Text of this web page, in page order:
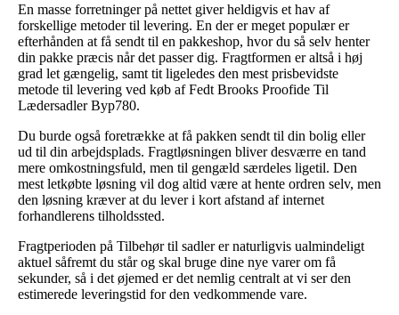
En masse forretninger på nettet giver heldigvis et hav af
forskellige metoder til levering. En der er meget populær er
efterhånden at få sendt til en pakkeshop, hvor du så selv henter
din pakke præcis når det passer dig. Fragtformen er altså i høj
grad let gængelig, samt tit ligeledes den mest prisbevidste
metode til levering ved køb af Fedt Brooks Proofide Til
Lædersadler Byp780.
Du burde også foretrække at få pakken sendt til din bolig eller
ud til din arbejdsplads. Fragtløsningen bliver desværre en tand
mere omkostningsfuld, men til gengæld særdeles ligetil. Den
mest letkøbte løsning vil dog altid være at hente ordren selv, men
den løsning kræver at du lever i kort afstand af internet
forhandlerens tilholdssted.
Fragtperioden på Tilbehør til sadler er naturligvis ualmindeligt
aktuel såfremt du står og skal bruge dine nye varer om få
sekunder, så i det øjemed er det nemlig centralt at vi ser den
estimerede leveringstid for den vedkommende vare.